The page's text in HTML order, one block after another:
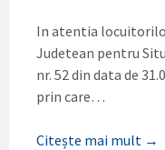
In atentia
Judetean pentru
nr. 52 din data de
prin care…
Citește mai mult →